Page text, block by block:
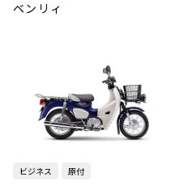
ベンリィ
ビジネス 原付